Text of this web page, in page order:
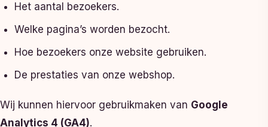
Het aantal bezoekers.
Welke pagina’s worden bezocht.
Hoe bezoekers onze website gebruiken.
De prestaties van onze webshop.
Wij kunnen hiervoor gebruikmaken van Google
Analytics 4 (GA4).